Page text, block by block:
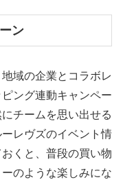
ン
域の企業とコラボレ
ング連動キャンペー
チームを思い出せる
レヴズのイベント情
くと、普段の買い物
のような楽しみにな